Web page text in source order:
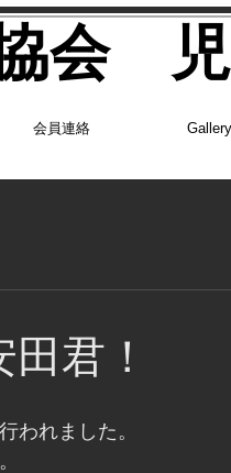
会
会員連絡
君！
われました。